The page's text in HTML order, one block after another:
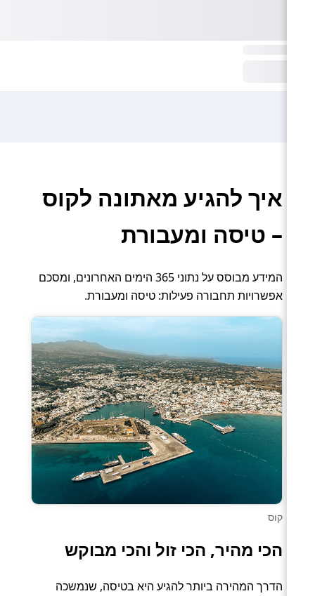
איך להגיע מאתונה לקוס
– טיסה ומעבורת
המידע מבוסס על נתוני 365 הימים האחרונים, ומסכם
אפשרויות תחבורה פעילות: טיסה ומעבורת.
קוס
הכי מהיר, הכי זול והכי מבוקש
הדרך המהירה ביותר להגיע היא בטיסה, שנמשכה